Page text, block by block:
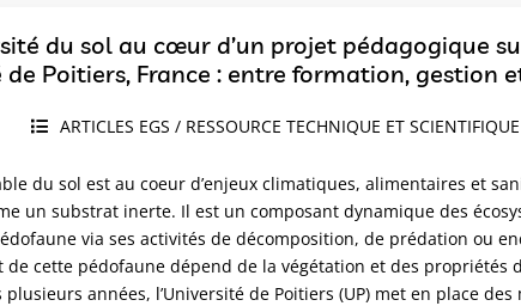
du sol au cœur d’un projet pédagogique
l’Université de Poitiers,
ARTICLES EGS / RESSOURCE TECHNIQUE ET SCIENTIFIQUE
du sol est au coeur d’enjeux climatiques, alimentaires et
un substrat inerte. Il est un composant dynamique des
via ses activités de décomposition, de prédation ou
de cette pédofaune dépend de la végétation et des propriétés
années, l’Université de Poitiers (UP) met en place